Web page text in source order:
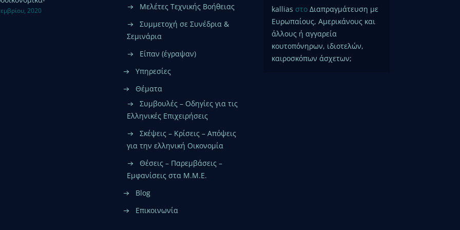
2020
Μελέτες Τεχνικής Βοήθειας
Συμμετοχή σε Συνέδρια &
Σεμινάρια
Είπαν (έγραψαν)
Υπηρεσίες
Θέματα
Συμβουλές – Οδηγίες για τις
Ελληνικές Επιχειρήσεις
Σκέψεις – Κρίσεις – Απόψεις
για την ελληνική Οικονομία
Θέσεις – Παρεμβάσεις –
Εμφανίσεις στα Μ.Μ.Ε.
Blog
Επικοινωνία
kallias στο Διαπραγμάτευση με
Ευρωπαίους, Αμερικάνους και
άλλους ή αγγαρεία
κουτοπόνηρων, ιδιοτελών,
καιροσκόπων άσχετων;